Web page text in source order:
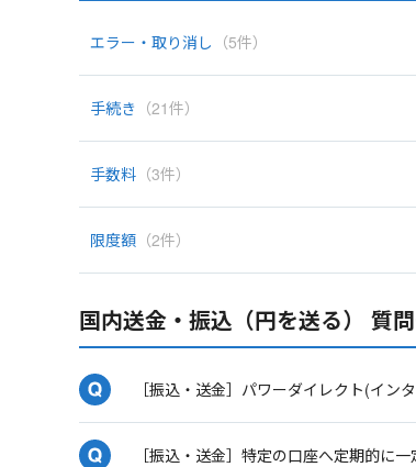
エラー・取り消し （5件）
手続き （21件）
手数料 （3件）
限度額 （2件）
国内送金・振込（円を送る） 質
［振込・送金］パワーダイレクト(イン
［振込・送金］特定の口座へ定期的に